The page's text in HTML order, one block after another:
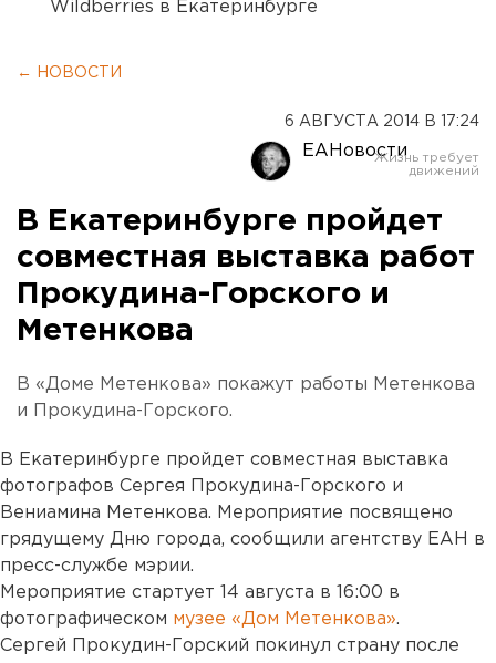
Wildberries в Екатеринбурге
← НОВОСТИ
6 АВГУСТА 2014 В 17:24
ЕАНовости
В Екатеринбурге пройдет
совместная выставка работ
Прокудина-Горского и
Метенкова
В «Доме Метенкова» покажут работы Метенкова
и Прокудина-Горского.
В Екатеринбурге пройдет совместная выставка
фотографов Сергея Прокудина-Горского и
Вениамина Метенкова. Мероприятие посвящено
грядущему Дню города, сообщили агентству ЕАН в
пресс-службе мэрии.
Мероприятие стартует 14 августа в 16:00 в
фотографическом музее «Дом Метенкова».
Сергей Прокудин-Горский покинул страну после